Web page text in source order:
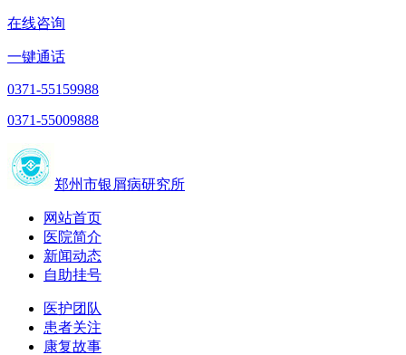
在线咨询
一键通话
0371-55159988
0371-55009888
郑州市银屑病研究所
网站首页
医院简介
新闻动态
自助挂号
医护团队
患者关注
康复故事